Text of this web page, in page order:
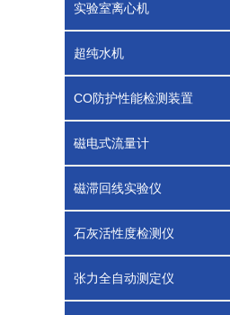
实验室离心机
超纯水机
CO防护性能检测装置
磁电式流量计
磁滞回线实验仪
石灰活性度检测仪
张力全自动测定仪